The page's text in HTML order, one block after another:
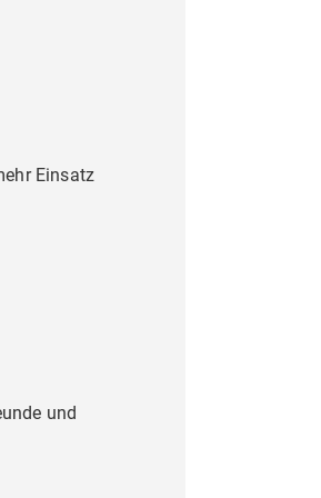
Einsatz
und